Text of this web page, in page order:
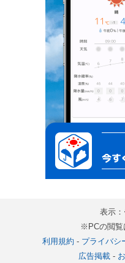
表示：
※PCの閲覧
利用規約 - プライバシ
広告掲載-